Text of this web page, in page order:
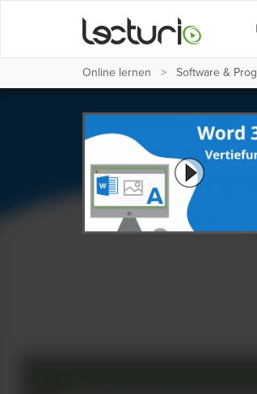
Online lernen Software &